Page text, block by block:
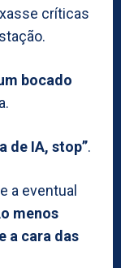
críticas
bocado
de IA, stop”.
a eventual
menos
a cara das